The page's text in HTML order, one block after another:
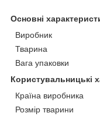
Основні
Виробник
Тварина
Вага упаковки
Користувальницькі
Країна виробника
Розмір тварини